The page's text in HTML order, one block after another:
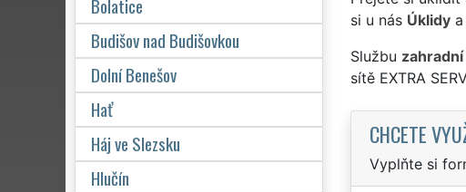
si u nás Úklidya
Službu
sítě EXTRA
CHCETE
Vyplňte si
Bolatice
Budišov nad Budišovkou
Dolní Benešov
Hať
Háj ve Slezsku
Hlučín